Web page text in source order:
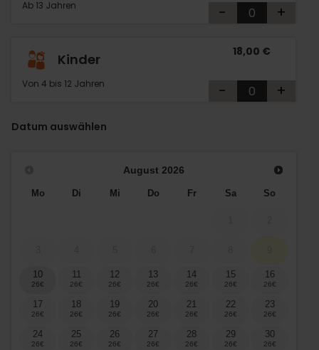
Ab 13 Jahren - +
Kinder
Von 4 bis 12 Jahren
18,00 €
- +
Datum auswählen
August 2026
Mo Di Mi Do Fr Sa So
10 11 12 13 14 15 16
17 18 19 20 21 22 23
24 25 26 27 28 29 30